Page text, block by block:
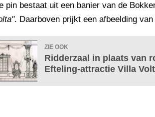
pin bestaat uit een banier van de
. Daarboven prijkt een afbeelding
ZIE OOK
Ridderzaal in plaats van
Efteling-attractie Villa